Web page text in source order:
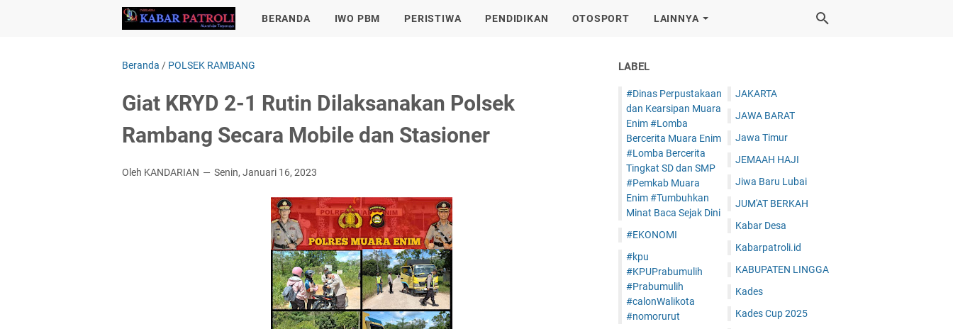
BERANDA IWO PBM PERISTIWA PENDIDIKAN OTOSPORT LAINNYA
Beranda / POLSEK RAMBANG
Giat KRYD 2-1 Rutin Dilaksanakan Polsek
Rambang Secara Mobile dan Stasioner
Oleh KANDARIAN Senin, Januari 16, 2023
LABEL
#Dinas Perpustakaan
dan Kearsipan Muara
Enim #Lomba
Bercerita Muara Enim
#Lomba Bercerita
Tingkat SD dan SMP
#Pemkab Muara
Enim #Tumbuhkan
Minat Baca Sejak Dini
#EKONOMI
#kpu
#KPUPrabumulih
#Prabumulih
#calonWalikota
#nomorurut
JAKARTA
JAWA BARAT
Jawa Timur
JEMAAH HAJI
Jiwa Baru Lubai
JUM'AT BERKAH
Kabar Desa
Kabarpatroli.id
KABUPATEN LINGGA
Kades
Kades Cup 2025